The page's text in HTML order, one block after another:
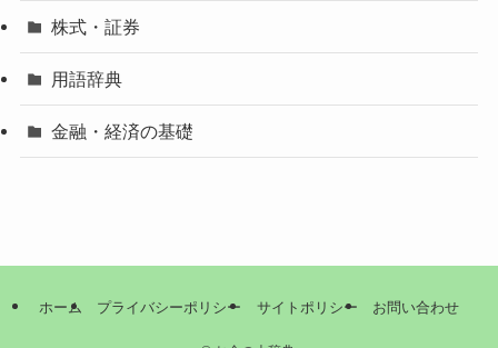
株式・証券
用語辞典
金融・経済の基礎
ホーム プライバシーポリシー サイトポリシー お問い合わせ